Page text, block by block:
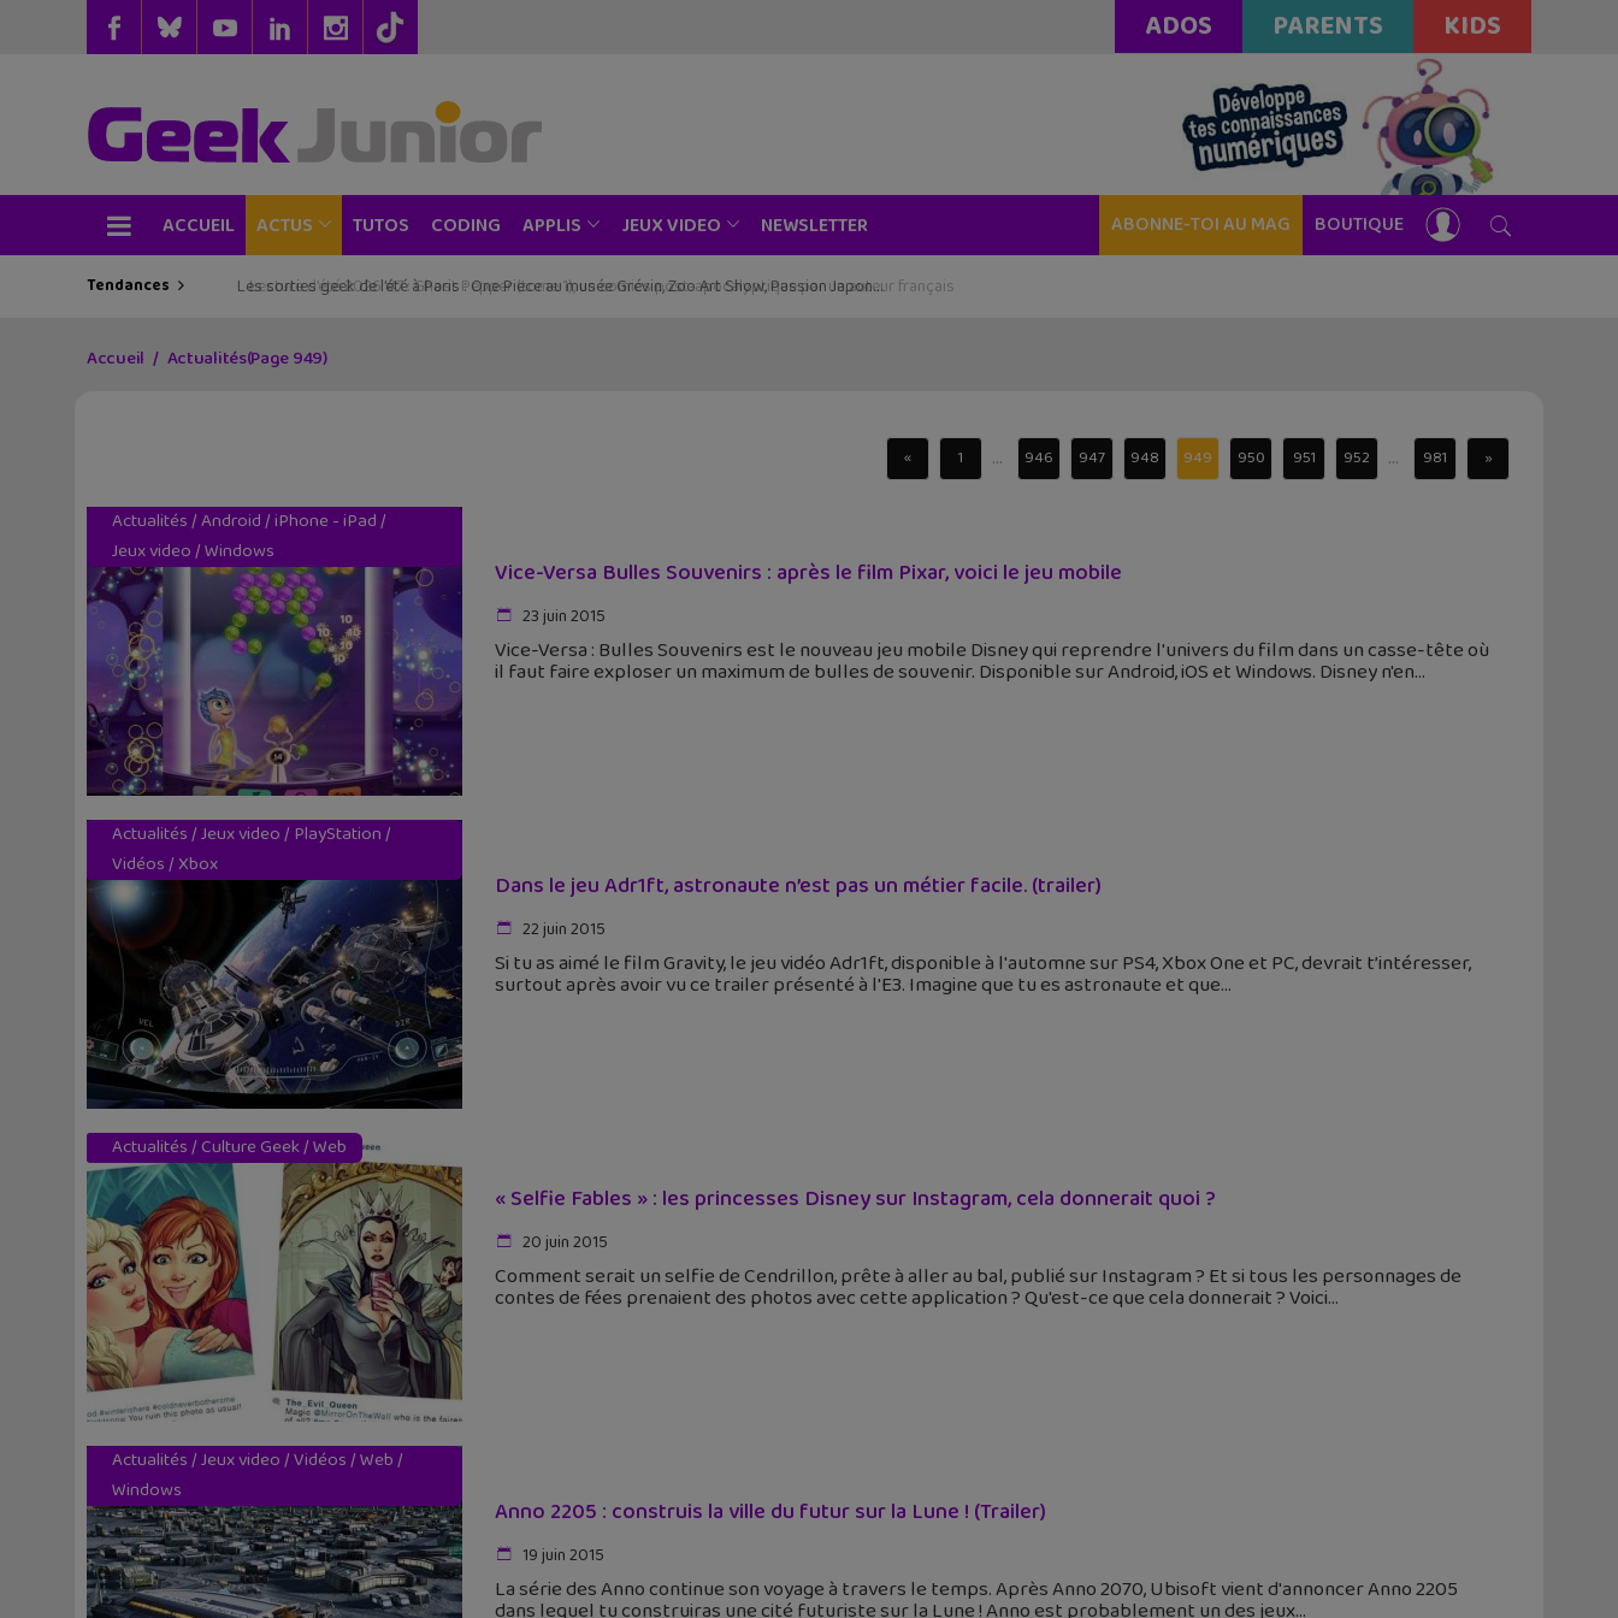
ADOS PARENTS KIDS
ACCUEIL ACTUS TUTOS CODING APPLIS JEUX VIDEO NEWSLETTER ABONNE-TOI AU MAG BOUTIQUE
Tendances Les sorties geek de l’été à Paris : One Piece au musée Grévin, Zoo Art Show, Passion Japon…
Accueil Actualités(Page 949)
« 1 ... 946 947 948 949 950 951 952 ... 981 »
Actualités/Android/iPhone - iPad/
Jeux video/Windows
Vice-Versa Bulles Souvenirs : après le film Pixar, voici le jeu mobile
23 juin 2015
Vice-Versa : Bulles Souvenirs est le nouveau jeu mobile Disney qui reprendre l'univers du film dans un casse-tête où
il faut faire exploser un maximum de bulles de souvenir. Disponible sur Android, iOS et Windows. Disney n'en
Actualités/Jeux video/ PlayStation/
Vidéos/Xbox
Dans le jeu Adr1ft, astronaute n’est pas un métier facile. (trailer)
22 juin 2015
Si tu as aimé le film Gravity, le jeu vidéo Adr1ft, disponible à l'automne sur PS4, Xbox One et PC, devrait t’intéresser,
surtout après avoir vu ce trailer présenté à l'E3. Imagine que tu es astronaute et que
Actualités/ Culture Geek/Web
« Selfie Fables » : les princesses Disney sur Instagram, cela donnerait quoi ?
20 juin 2015
Comment serait un selfie de Cendrillon, prête à aller au bal, publié sur Instagram ? Et si tous les personnages de
contes de fées prenaient des photos avec cette application ? Qu'est-ce que cela donnerait ? Voici
Actualités/Jeux video/Vidéos/Web/
Windows
Anno 2205 : construis la ville du futur sur la Lune ! (Trailer)
19 juin 2015
La série des Anno continue son voyage à travers le temps. Après Anno 2070, Ubisoft vient d'annoncer Anno 2205
dans lequel tu construiras une cité futuriste sur la Lune ! Anno est probablement un des jeux